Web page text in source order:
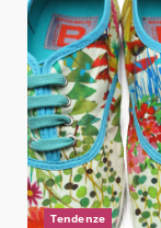
Tendenze